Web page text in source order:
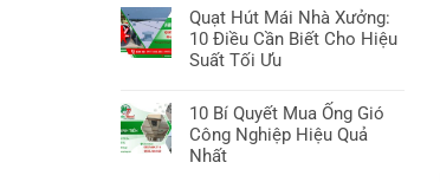
Nơi
Mua
Tốt
7
Điều
Cần
Giải
pháp
bảo
toàn
tối
ưu
ống
gió
tròn:
Quyết
Chọn
Chuẩn
có
bình
luận
Tấm
Thạch
Cao
Quạt Hút Mái Nhà Xưởng:
10 Điều Cần Biết Cho Hiệu
Suất Tối Ưu
có
bình
luận
10 Bí Quyết Mua Ống Gió
Công Nghiệp Hiệu Quả
Nhất